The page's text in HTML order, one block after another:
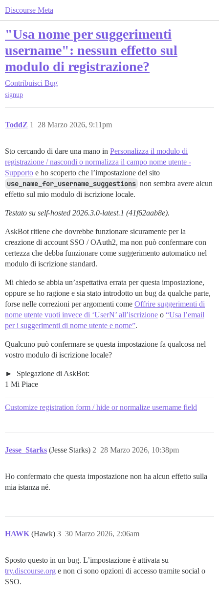
Discourse Meta
"Usa nome per suggerimenti
username": nessun effetto sul
modulo di registrazione?
Contribuisci Bug
signup
ToddZ 28 Marzo 2026, 9:11pm
1
Sto cercando di dare una mano in Personalizza il modulo di
registrazione / nascondi o normalizza il campo nome utente -
Supporto e ho scoperto che l’impostazione del sito
use_name_for_username_suggestions non sembra avere alcun
effetto sul mio modulo di iscrizione locale.
Testato su self-hosted 2026.3.0-latest.1 (41f62aab8e).
AskBot ritiene che dovrebbe funzionare sicuramente per la
creazione di account SSO / OAuth2, ma non può confermare con
certezza che debba funzionare come suggerimento automatico nel
modulo di iscrizione standard.
Mi chiedo se abbia un’aspettativa errata per questa impostazione,
oppure se ho ragione e sia stato introdotto un bug da qualche parte,
forse nelle correzioni per argomenti come Offrire suggerimenti di
nome utente vuoti invece di ‘UserN’ all’iscrizione o “Usa l’email
per i suggerimenti di nome utente e nome”.
Qualcuno può confermare se questa impostazione fa qualcosa nel
vostro modulo di iscrizione locale?
Spiegazione di AskBot:
1 Mi Piace
Customize registration form / hide or normalize username field
Jesse_Starks (Jesse Starks) 28 Marzo 2026, 10:38pm
2
Ho confermato che questa impostazione non ha alcun effetto sulla
mia istanza né.
HAWK (Hawk) 30 Marzo 2026, 2:06am
3
Sposto questo in un bug. L’impostazione è attivata su
try.discourse.org e non ci sono opzioni di accesso tramite social o
SSO.